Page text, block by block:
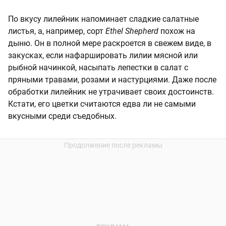
По вкусу лилейник напоминает сладкие салатные
листья, а, например, сорт Ethel Shepherd похож на
дыню. Он в полной мере раскроется в свежем виде, в
закусках, если нафаршировать лилии мясной или
рыбной начинкой, насыпать лепестки в салат с
пряными травами, розами и настурциями. Даже после
обработки лилейник не утрачивает своих достоинств.
Кстати, его цветки считаются едва ли не самыми
вкусными среди съедобных.